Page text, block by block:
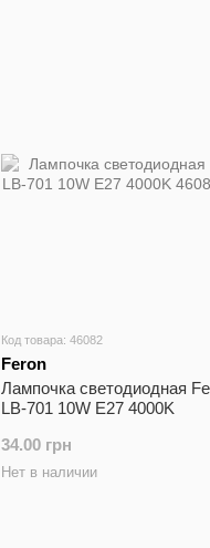
Код товара: 46082
Feron
Лампочка cветодиодная
LB-701 10W E27 4000K
34.00 грн
Нет в наличии